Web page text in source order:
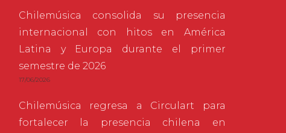
Chilemúsica consolida su presencia
internacional con hitos en América
Latina y Europa durante el primer
semestre de 2026
17/06/2026
Chilemúsica regresa a Circulart para
fortalecer la presencia chilena en